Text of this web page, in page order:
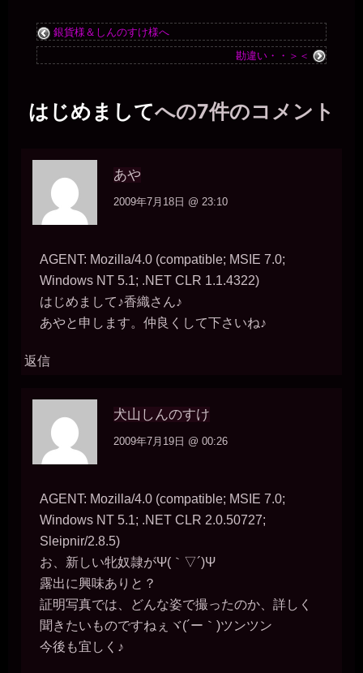
銀貨様＆しんのすけ様へ
勘違い・・＞＜
はじめましてへの7件のコメント
あや
2009年7月18日 @ 23:10
AGENT: Mozilla/4.0 (compatible; MSIE 7.0;
Windows NT 5.1; .NET CLR 1.1.4322)
はじめまして♪香織さん♪
あやと申します。仲良くして下さいね♪
返信
犬山しんのすけ
2009年7月19日 @ 00:26
AGENT: Mozilla/4.0 (compatible; MSIE 7.0;
Windows NT 5.1; .NET CLR 2.0.50727;
Sleipnir/2.8.5)
お、新しい牝奴隷がΨ(｀▽´)Ψ
露出に興味ありと？
証明写真では、どんな姿で撮ったのか、詳しく
聞きたいものですねぇヾ(´ー｀)ツンツン
今後も宜しく♪
2026年7月14日 - 19:42
新たに登録しました。 韓国人です. よろしくお願いします
いちのい一枚の銀貨
いちのい一枚の銀貨
2026年7月14日 - 19:48
blue_skyさん、ようこそ～♪
いちのい一枚の銀貨
きちくくん
2026年7月16日 - 00:18
こんばんは
一枚の銀貨
2026年7月16日 - 11:55
一枚の銀貨
一枚の銀貨
2026年7月16日 - 14:04
ではでは～(´∀｀*)ﾉｼ
きちくくん
女は所詮ただの便器穴。
きちくくん
こんばんは
きちくくん
2026年7月18日 - 02:06
きちくないと！！
miiki0119
2026年7月18日 - 20:54
一枚の銀貨様、こんばんは